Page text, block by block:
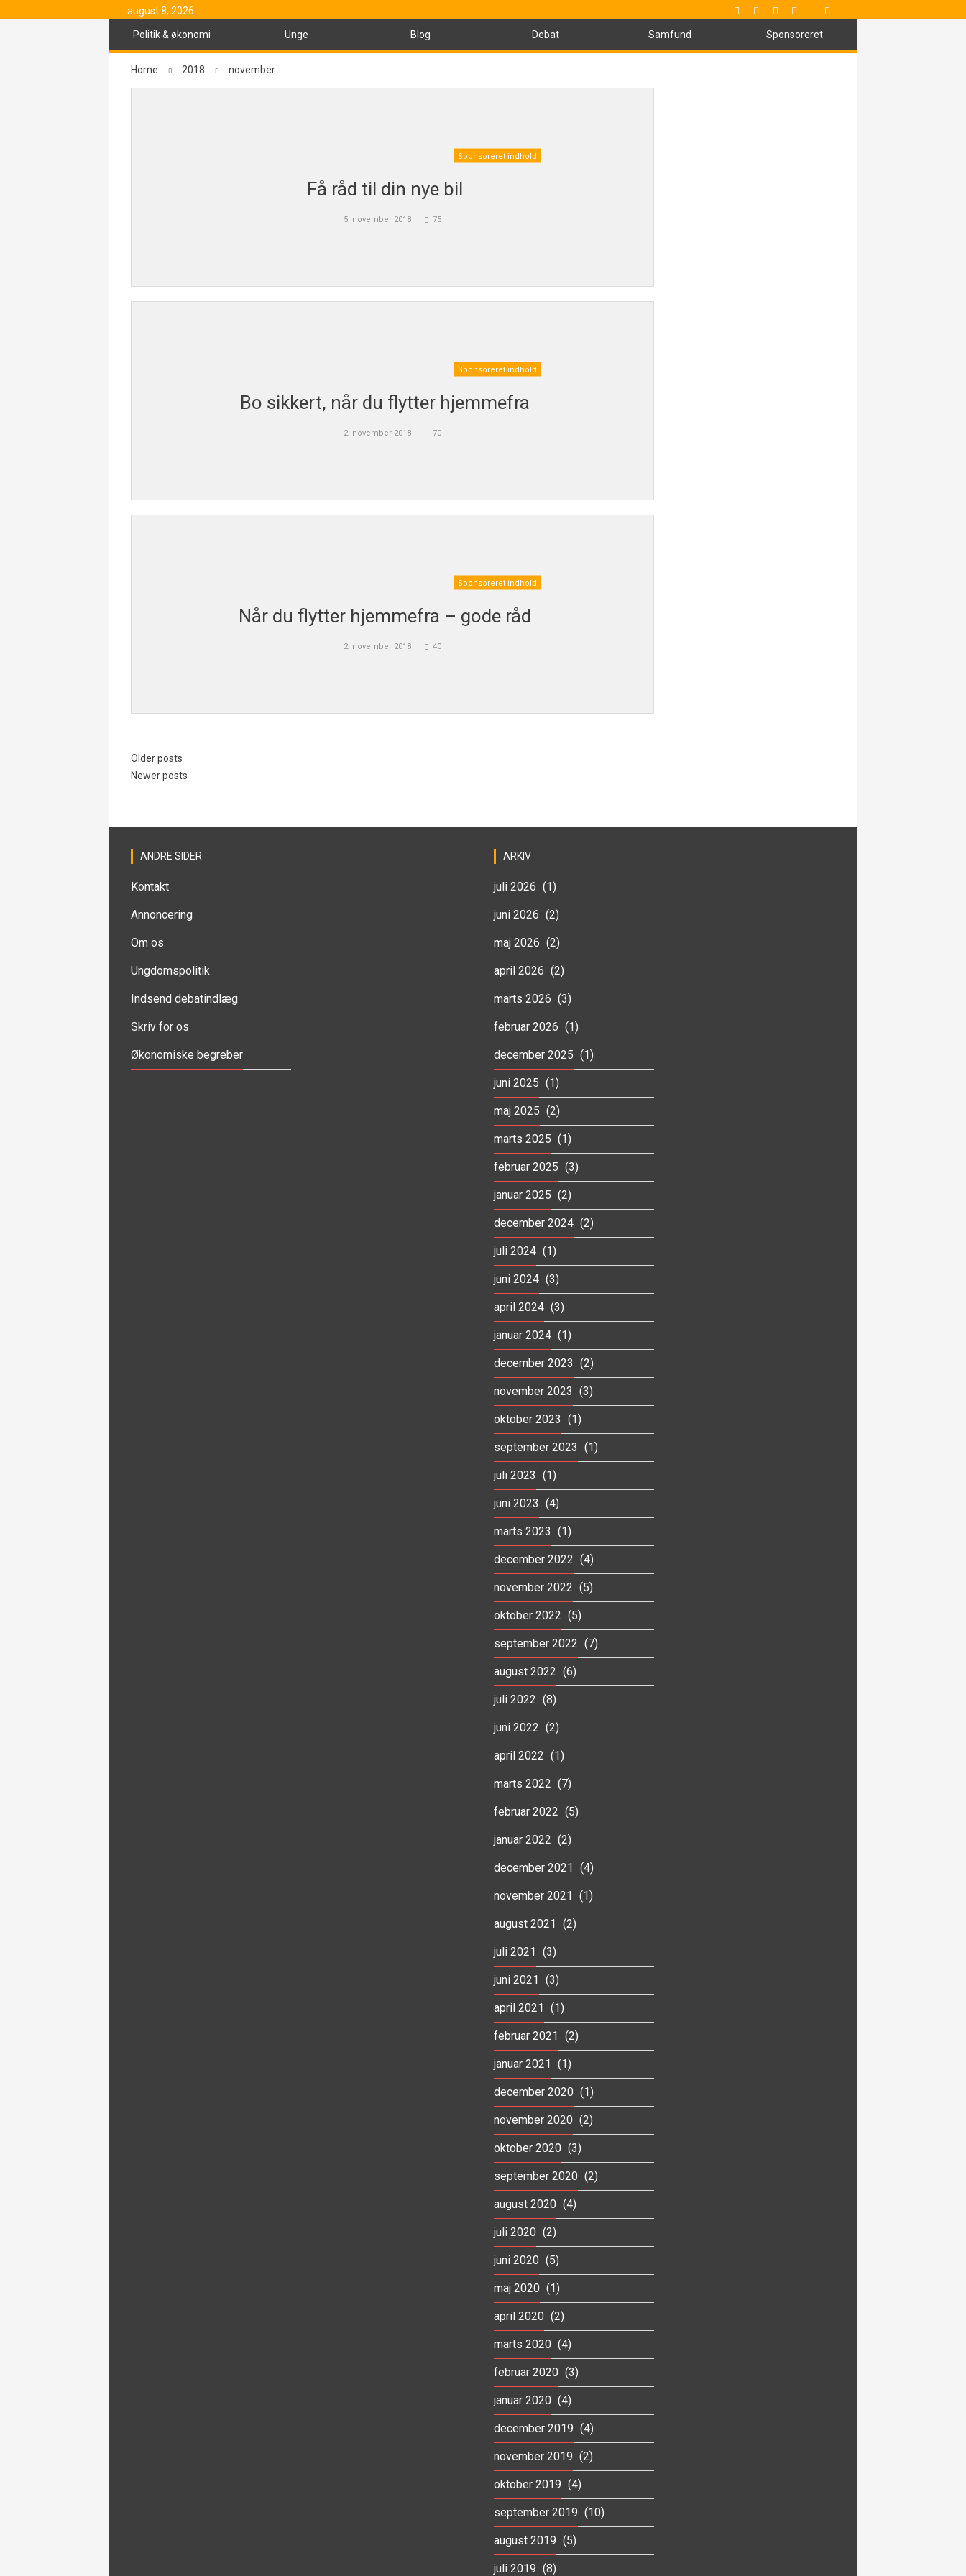
august 8, 2026
Politik & økonomi Unge Blog Debat Samfund Sponsoreret
Home 2018 november
Sponsoreret indhold
Få råd til din nye bil
5. november 2018 75
Sponsoreret indhold
Bo sikkert, når du flytter hjemmefra
2. november 2018 70
Sponsoreret indhold
Når du flytter hjemmefra – gode råd
2. november 2018 40
Older posts
Newer posts
ANDRE SIDER
Kontakt
Annoncering
Om os
Ungdomspolitik
Indsend debatindlæg
Skriv for os
Økonomiske begreber
ARKIV
juli 2026 (1)
juni 2026 (2)
maj 2026 (2)
april 2026 (2)
marts 2026 (3)
februar 2026 (1)
december 2025 (1)
juni 2025 (1)
maj 2025 (2)
marts 2025 (1)
februar 2025 (3)
januar 2025 (2)
december 2024 (2)
juli 2024 (1)
juni 2024 (3)
april 2024 (3)
januar 2024 (1)
december 2023 (2)
november 2023 (3)
oktober 2023 (1)
september 2023 (1)
juli 2023 (1)
juni 2023 (4)
marts 2023 (1)
december 2022 (4)
november 2022 (5)
oktober 2022 (5)
september 2022 (7)
august 2022 (6)
juli 2022 (8)
juni 2022 (2)
april 2022 (1)
marts 2022 (7)
februar 2022 (5)
januar 2022 (2)
december 2021 (4)
november 2021 (1)
august 2021 (2)
juli 2021 (3)
juni 2021 (3)
april 2021 (1)
februar 2021 (2)
januar 2021 (1)
december 2020 (1)
november 2020 (2)
oktober 2020 (3)
september 2020 (2)
august 2020 (4)
juli 2020 (2)
juni 2020 (5)
maj 2020 (1)
april 2020 (2)
marts 2020 (4)
februar 2020 (3)
januar 2020 (4)
december 2019 (4)
november 2019 (2)
oktober 2019 (4)
september 2019 (10)
august 2019 (5)
juli 2019 (8)